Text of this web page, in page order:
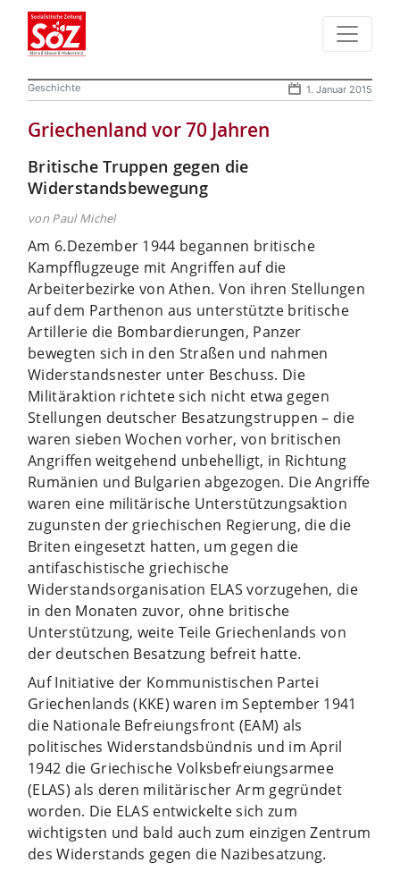
Geschichte 1. Januar 2015
Griechenland vor 70 Jahren
Britische Truppen gegen die
Widerstandsbewegung
von Paul Michel
Am 6.Dezember 1944 begannen britische
Kampfflugzeuge mit Angriffen auf die
Arbeiterbezirke von Athen. Von ihren Stellungen
auf dem Parthenon aus unterstützte britische
Artillerie die Bombardierungen, Panzer
bewegten sich in den Straßen und nahmen
Widerstandsnester unter Beschuss. Die
Militäraktion richtete sich nicht etwa gegen
Stellungen deutscher Besatzungstruppen – die
waren sieben Wochen vorher, von britischen
Angriffen weitgehend unbehelligt, in Richtung
Rumänien und Bulgarien abgezogen. Die Angriffe
waren eine militärische Unterstützungsaktion
zugunsten der griechischen Regierung, die die
Briten eingesetzt hatten, um gegen die
antifaschistische griechische
Widerstandsorganisation ELAS vorzugehen, die
in den Monaten zuvor, ohne britische
Unterstützung, weite Teile Griechenlands von
der deutschen Besatzung befreit hatte.
Auf Initiative der Kommunistischen Partei
Griechenlands (KKE) waren im September 1941
die Nationale Befreiungsfront (EAM) als
politisches Widerstandsbündnis und im April
1942 die Griechische Volksbefreiungsarmee
(ELAS) als deren militärischer Arm gegründet
worden. Die ELAS entwickelte sich zum
wichtigsten und bald auch zum einzigen Zentrum
des Widerstands gegen die Nazibesatzung.